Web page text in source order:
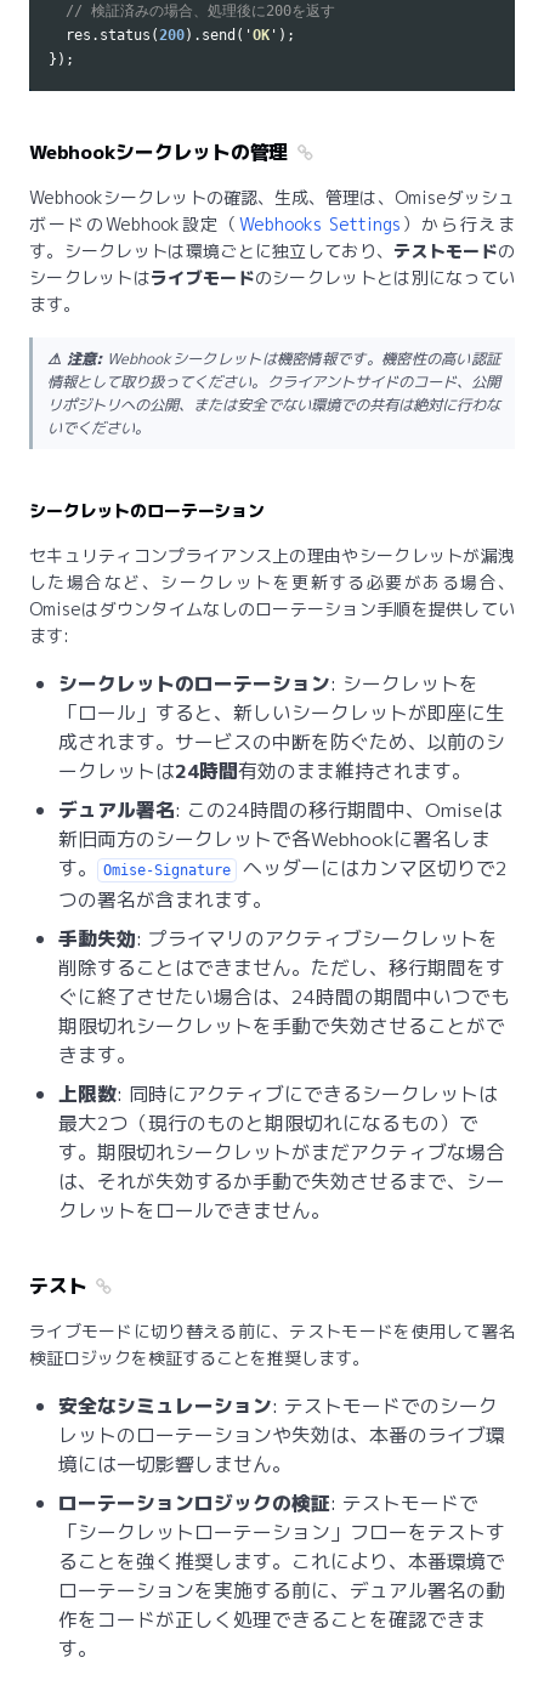
// 検証済みの場合、処理後に200を返す
res . status (200). send ( ' OK ' );
});
Webhookシークレットの管理
Webhookシークレットの確認、生成、管理は、Omiseダッシュ
ボードのWebhook設定（ Webhooks Settings ）から行えま
す。シークレットは環境ごとに独立しており、 テストモードの
シークレットはライブモードのシークレットとは別になってい
ます。
⚠ 注意:Webhookシークレットは機密情報です。機密性の高い認証
情報として取り扱ってください。クライアントサイドのコード、公開
リポジトリへの公開、または安全でない環境での共有は絶対に行わな
いでください。
シークレットのローテーション
セキュリティコンプライアンス上の理由やシークレットが漏洩
した場合など、シークレットを更新する必要がある場合、
Omiseはダウンタイムなしのローテーション手順を提供してい
ます:
シークレットのローテーション: シークレットを
「ロール」すると、新しいシークレットが即座に生
成されます。サービスの中断を防ぐため、以前のシ
ークレットは24時間有効のまま維持されます。
デュアル署名: この24時間の移行期間中、Omiseは
新旧両方のシークレットで各Webhookに署名しま
す。
Omise-Signature
ヘッダーにはカンマ区切りで2
つの署名が含まれます。
手動失効: プライマリのアクティブシークレットを
削除することはできません。ただし、移行期間をす
ぐに終了させたい場合は、24時間の期間中いつでも
期限切れシークレットを手動で失効させることがで
きます。
上限数: 同時にアクティブにできるシークレットは
最大2つ（現行のものと期限切れになるもの）で
す。期限切れシークレットがまだアクティブな場合
は、それが失効するか手動で失効させるまで、シー
クレットをロールできません。
テスト
ライブモードに切り替える前に、テストモードを使用して署名
検証ロジックを検証することを推奨します。
安全なシミュレーション: テストモードでのシーク
レットのローテーションや失効は、本番のライブ環
境には一切影響しません。
ローテーションロジックの検証: テストモードで
「シークレットローテーション」フローをテストす
ることを強く推奨します。これにより、本番環境で
ローテーションを実施する前に、デュアル署名の動
作をコードが正しく処理できることを確認できま
す。